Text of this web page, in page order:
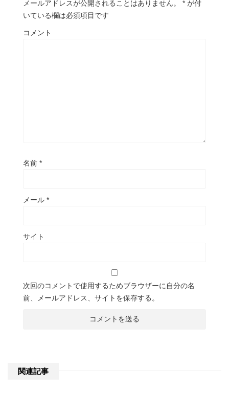
メールアドレスが公開されることはありません。 * が付
いている欄は必須項目です
コメント
名前 *
メール *
サイト
次回のコメントで使用するためブラウザーに自分の名
前、メールアドレス、サイトを保存する。
関連記事